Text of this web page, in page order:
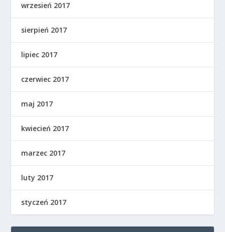
wrzesień 2017
sierpień 2017
lipiec 2017
czerwiec 2017
maj 2017
kwiecień 2017
marzec 2017
luty 2017
styczeń 2017